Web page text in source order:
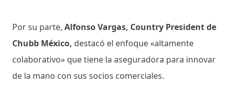
Por su parte, Alfonso Vargas, Country President de
Chubb México, destacó el enfoque «altamente
colaborativo» que tiene la aseguradora para innovar
de la mano con sus socios comerciales.